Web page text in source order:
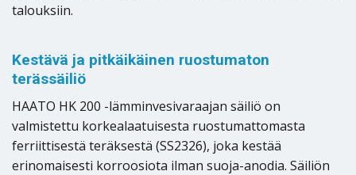
talouksiin.
Kestävä ja pitkäikäinen ruostumaton
terässäiliö
HAATO HK 200 -lämminvesivaraajan säiliö on
valmistettu korkealaatuisesta ruostumattomasta
ferriittisestä teräksestä (SS2326), joka kestää
erinomaisesti korroosiota ilman suoja-anodia. Säiliön